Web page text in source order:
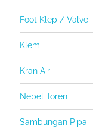
Foot Klep / Valve
Klem
Kran Air
Nepel Toren
Sambungan Pipa